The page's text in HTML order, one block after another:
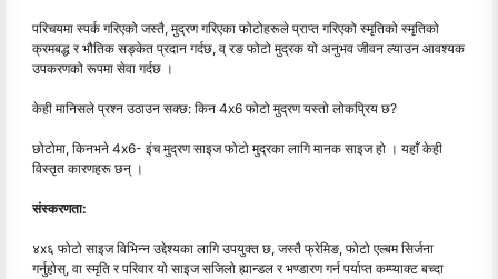
परिचयमा स्पर्क गरिएको जस्तै, मुद्रण गरिएका फोटोहरूले प्राप्त गरिएको स्मृतिको स्मृतिको
क्रमबद्ध र भौतिक सङ्केत प्रदान गर्दछ, व् रङ फोटो मुद्रक यो अनुभव जीवन ल्याउन आवश्यक
उपकरणको रूपमा सेवा गर्दछ ।
केही मानिसले प्रश्न उठाउन सक्छ: किन 4x6 फोटो मुद्रण यस्तो लोकप्रिय छ?
छोटोमा, किनभने 4x6- इंच मुद्रण साइज फोटो मुद्रका लागि मानक साइज हो । यहाँ केही
विस्तृत कारणहरू छन् ।
संस्करणता:
४x६ फोटो साइज विभिन्न उद्देश्यका लागि उपयुक्त छ, जस्तै फ्रेमिङ, फोटो एल्बम सिर्जना
गर्नुहोस्, वा स्मृति र परिवार यो साइज सजिलो ह्यान्डल र भण्डारण गर्न पर्याप्त कम्प्याक्ट बच्दा